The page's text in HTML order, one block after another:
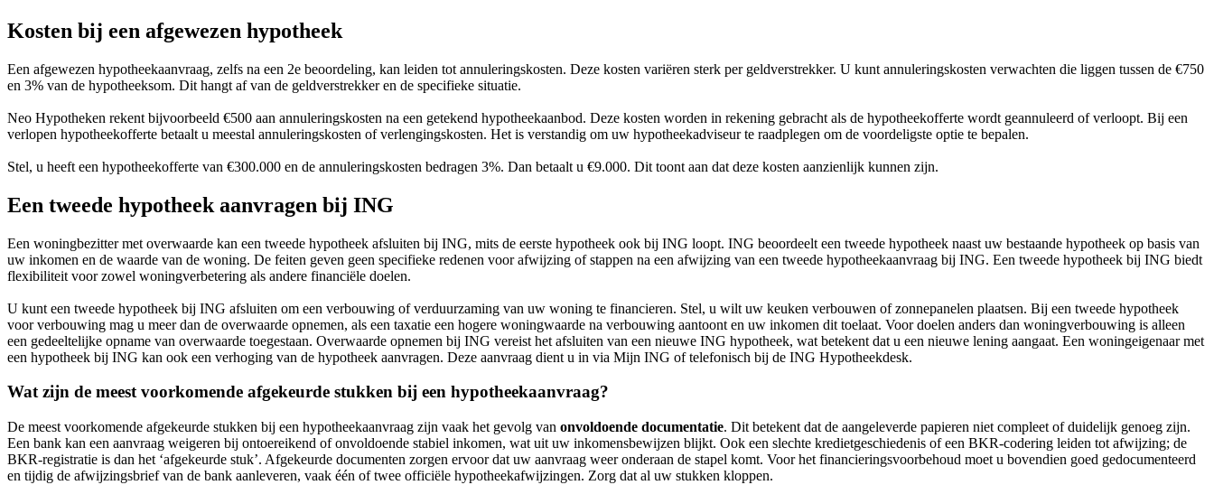
Kosten bij een afgewezen hypotheek
Een afgewezen hypotheekaanvraag, zelfs na een 2e beoordeling, kan leiden tot annuleringskosten. Deze kosten variëren sterk per geldverstrekker. U kunt annuleringskosten verwachten die liggen tussen de €750
en 3% van de hypotheeksom. Dit hangt af van de geldverstrekker en de specifieke situatie.
Neo Hypotheken rekent bijvoorbeeld €500 aan annuleringskosten na een getekend hypotheekaanbod. Deze kosten worden in rekening gebracht als de hypotheekofferte wordt geannuleerd of verloopt. Bij een
verlopen hypotheekofferte betaalt u meestal annuleringskosten of verlengingskosten. Het is verstandig om uw hypotheekadviseur te raadplegen om de voordeligste optie te bepalen.
Stel, u heeft een hypotheekofferte van €300.000 en de annuleringskosten bedragen 3%. Dan betaalt u €9.000. Dit toont aan dat deze kosten aanzienlijk kunnen zijn.
Een tweede hypotheek aanvragen bij ING
Een woningbezitter met overwaarde kan een tweede hypotheek afsluiten bij ING, mits de eerste hypotheek ook bij ING loopt. ING beoordeelt een tweede hypotheek naast uw bestaande hypotheek op basis van
uw inkomen en de waarde van de woning. De feiten geven geen specifieke redenen voor afwijzing of stappen na een afwijzing van een tweede hypotheekaanvraag bij ING. Een tweede hypotheek bij ING biedt
flexibiliteit voor zowel woningverbetering als andere financiële doelen.
U kunt een tweede hypotheek bij ING afsluiten om een verbouwing of verduurzaming van uw woning te financieren. Stel, u wilt uw keuken verbouwen of zonnepanelen plaatsen. Bij een tweede hypotheek
voor verbouwing mag u meer dan de overwaarde opnemen, als een taxatie een hogere woningwaarde na verbouwing aantoont en uw inkomen dit toelaat. Voor doelen anders dan woningverbouwing is alleen
een gedeeltelijke opname van overwaarde toegestaan. Overwaarde opnemen bij ING vereist het afsluiten van een nieuwe ING hypotheek, wat betekent dat u een nieuwe lening aangaat. Een woningeigenaar met
een hypotheek bij ING kan ook een verhoging van de hypotheek aanvragen. Deze aanvraag dient u in via Mijn ING of telefonisch bij de ING Hypotheekdesk.
Wat zijn de meest voorkomende afgekeurde stukken bij een hypotheekaanvraag?
De meest voorkomende afgekeurde stukken bij een hypotheekaanvraag zijn vaak het gevolg van onvoldoende documentatie. Dit betekent dat de aangeleverde papieren niet compleet of duidelijk genoeg zijn.
Een bank kan een aanvraag weigeren bij ontoereikend of onvoldoende stabiel inkomen, wat uit uw inkomensbewijzen blijkt. Ook een slechte kredietgeschiedenis of een BKR-codering leiden tot afwijzing; de
BKR-registratie is dan het ‘afgekeurde stuk’. Afgekeurde documenten zorgen ervoor dat uw aanvraag weer onderaan de stapel komt. Voor het financieringsvoorbehoud moet u bovendien goed gedocumenteerd
en tijdig de afwijzingsbrief van de bank aanleveren, vaak één of twee officiële hypotheekafwijzingen. Zorg dat al uw stukken kloppen.